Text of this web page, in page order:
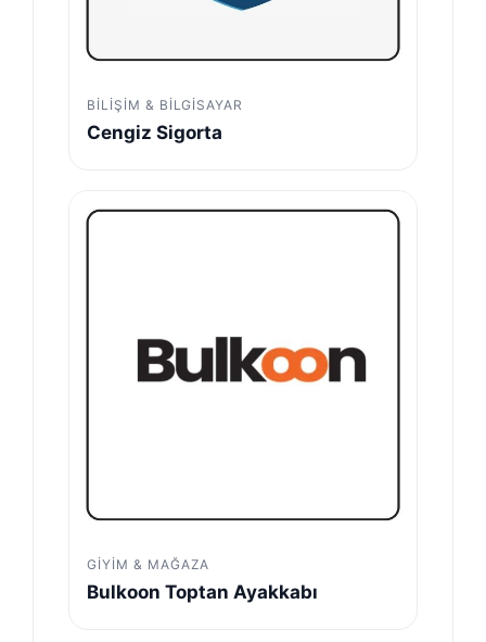
BILIŞIM & BILGISAYAR
Cengiz Sigorta
GIYIM & MAĞAZA
Bulkoon Toptan Ayakkabı